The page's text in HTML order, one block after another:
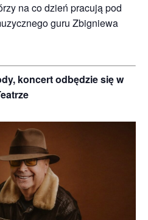
na co dzień pracują pod
guru Zbigniewa
koncert odbędzie się w